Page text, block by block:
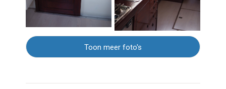
Toon meer foto's